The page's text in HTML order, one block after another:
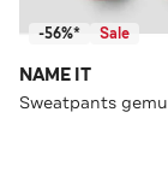
-56%* Sale
NAME IT
Sweatpants